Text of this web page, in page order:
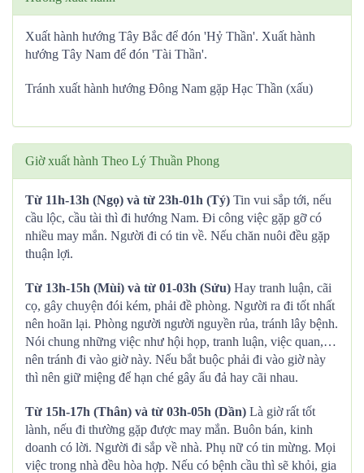
Xuất hành hướng Tây Bắc để đón 'Hỷ Thần'. Xuất hành
hướng Tây Nam để đón 'Tài Thần'.
Tránh xuất hành hướng Đông Nam gặp Hạc Thần (xấu)
Giờ xuất hành Theo Lý Thuần Phong
Từ 11h-13h (Ngọ) và từ 23h-01h (Tý) Tin vui sắp tới, nếu
cầu lộc, cầu tài thì đi hướng Nam. Đi công việc gặp gỡ có
nhiều may mắn. Người đi có tin về. Nếu chăn nuôi đều gặp
thuận lợi.
Từ 13h-15h (Mùi) và từ 01-03h (Sửu) Hay tranh luận, cãi
cọ, gây chuyện đói kém, phải đề phòng. Người ra đi tốt nhất
nên hoãn lại. Phòng người người nguyền rủa, tránh lây bệnh.
Nói chung những việc như hội họp, tranh luận, việc quan,…
nên tránh đi vào giờ này. Nếu bắt buộc phải đi vào giờ này
thì nên giữ miệng để hạn ché gây ẩu đả hay cãi nhau.
Từ 15h-17h (Thân) và từ 03h-05h (Dần) Là giờ rất tốt
lành, nếu đi thường gặp được may mắn. Buôn bán, kinh
doanh có lời. Người đi sắp về nhà. Phụ nữ có tin mừng. Mọi
việc trong nhà đều hòa hợp. Nếu có bệnh cầu thì sẽ khỏi, gia